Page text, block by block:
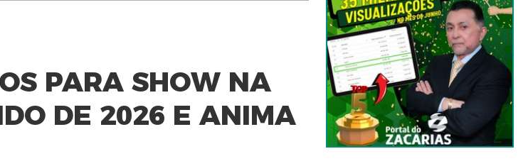
PARA SHOW NA
DE 2026 E ANIMA